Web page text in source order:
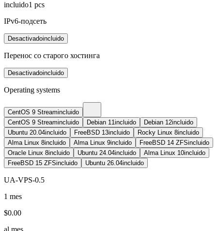
incluido1 pcs
IPv6-подсеть
Desactivadoincluido
Перенос со старого хостинга
Desactivadoincluido
Operating systems
CentOS 9 Streamincluido
CentOS 9 Streamincluido Debian 11incluido Debian 12incluido
Ubuntu 20.04incluido FreeBSD 13incluido Rocky Linux 8incluido
Alma Linux 8incluido Alma Linux 9incluido FreeBSD 14 ZFSincluido
Oracle Linux 8incluido Ubuntu 24.04incluido Alma Linux 10incluido
FreeBSD 15 ZFSincluido Ubuntu 26.04incluido
UA-VPS-0.5
1 mes
$0.00